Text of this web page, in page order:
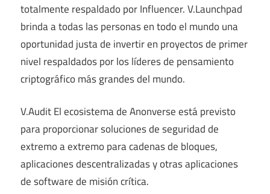
totalmente respaldado por Influencer. V.Launchpad
brinda a todas las personas en todo el mundo una
oportunidad justa de invertir en proyectos de primer
nivel respaldados por los líderes de pensamiento
criptográfico más grandes del mundo.
V.Audit El ecosistema de Anonverse está previsto
para proporcionar soluciones de seguridad de
extremo a extremo para cadenas de bloques,
aplicaciones descentralizadas y otras aplicaciones
de software de misión crítica.